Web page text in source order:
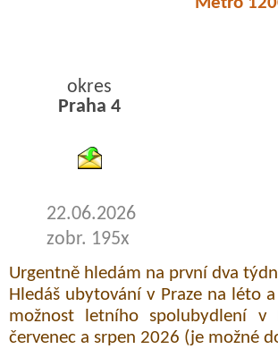
okres
Praha 4
22.06.2026
zobr. 195x
Urgentně hledám na první dva
Hledáš ubytování v Praze na léto
možnost letního spolubydlení
červenec a srpen 2026 (je možné